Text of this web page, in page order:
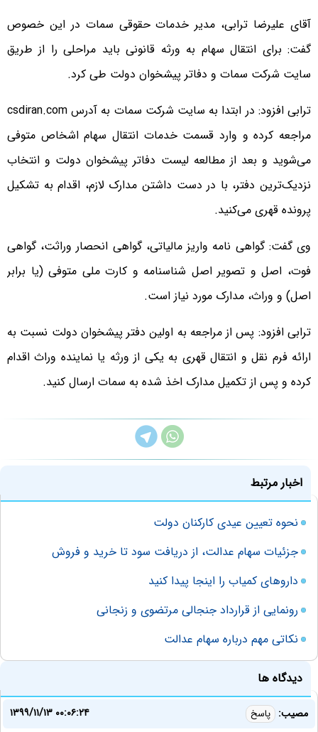
آقای علیرضا ترابی، مدیر خدمات حقوقی سمات در این خصوص
گفت: برای انتقال سهام به ورثه قانونی باید مراحلی را از طریق
سایت شرکت سمات و دفاتر پیشخوان دولت طی کرد.
ترابی افزود: در ابتدا به سایت شرکت سمات به آدرس csdiran.com
مراجعه کرده و وارد قسمت خدمات انتقال سهام اشخاص متوفی
می‌شوید و بعد از مطالعه لیست دفاتر پیشخوان دولت و انتخاب
نزدیک‌ترین دفتر، با در دست داشتن مدارک لازم، اقدام به تشکیل
پرونده قهری می‌کنید.
وی گفت: گواهی نامه واریز مالیاتی، گواهی انحصار وراثت، گواهی
فوت، اصل و تصویر اصل شناسنامه و کارت ملی متوفی (یا برابر
اصل) و وراث، مدارک مورد نیاز است.
ترابی افزود: پس از مراجعه به اولین دفتر پیشخوان دولت نسبت به
ارائه فرم نقل و انتقال قهری به یکی از ورثه یا نماینده وراث اقدام
کرده و پس از تکمیل مدارک اخذ شده به سمات ارسال کنید.
اخبار مرتبط
نحوه تعیین عیدی کارکنان دولت
جزئیات سهام عدالت، از دریافت سود تا خرید و فروش
داروهای کمیاب را اینجا پیدا کنید
رونمایی از قرارداد جنجالی مرتضوی و زنجانی
نکاتی مهم درباره سهام عدالت
دیدگاه ها
مصیب: پاسخ
۱۳۹۹/۱۱/۱۳ ۰۰:۰۶:۲۴